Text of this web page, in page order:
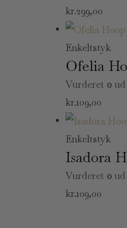
kr.299,00
Enkeltstyk
Ofelia
Vurderet 0
kr.109,00
Enkeltstyk
Isadora
Vurderet 0
kr.109,00